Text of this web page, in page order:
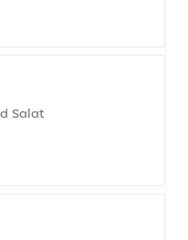
Salat